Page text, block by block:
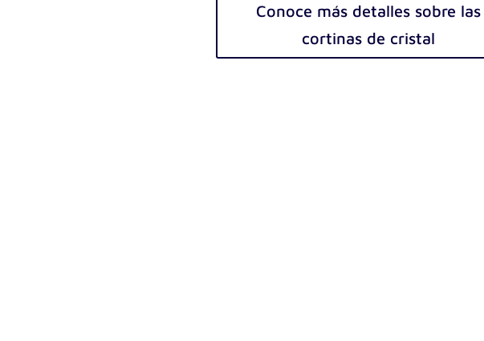
Conoce más detalles sobre las
cortinas de cristal